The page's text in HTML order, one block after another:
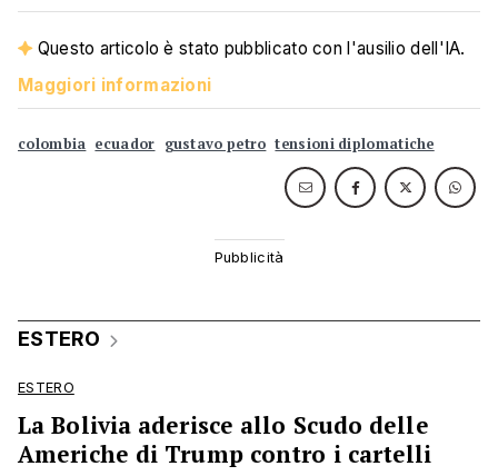
Questo articolo è stato pubblicato con l'ausilio dell'IA.
Maggiori informazioni
colombia ecuador gustavo petro tensioni diplomatiche
ESTERO
ESTERO
La Bolivia aderisce allo Scudo delle
Americhe di Trump contro i cartelli